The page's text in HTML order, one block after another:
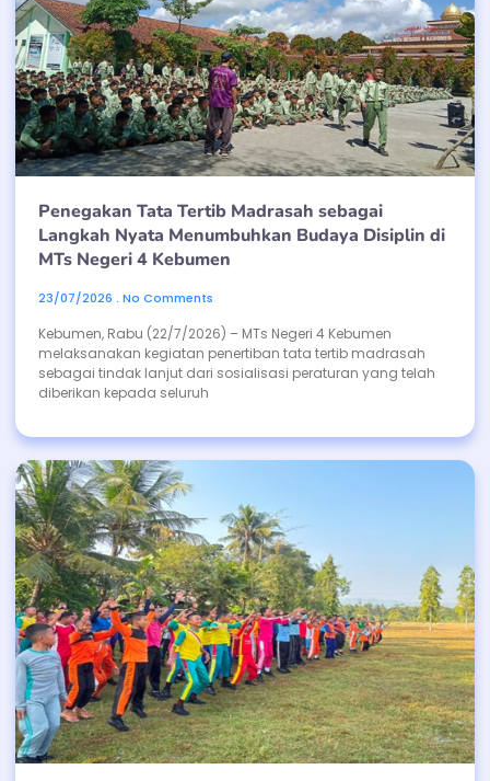
Penegakan Tata Tertib Madrasah sebagai
Langkah Nyata Menumbuhkan Budaya Disiplin di
MTs Negeri 4 Kebumen
23/07/2026 No Comments
Kebumen, Rabu (22/7/2026) – MTs Negeri 4 Kebumen
melaksanakan kegiatan penertiban tata tertib madrasah
sebagai tindak lanjut dari sosialisasi peraturan yang telah
diberikan kepada seluruh